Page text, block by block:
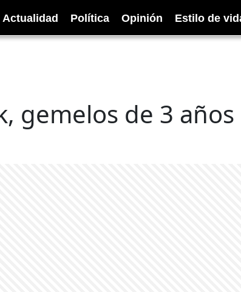
Actualidad Política Opinión Estilo de
gemelos de 3